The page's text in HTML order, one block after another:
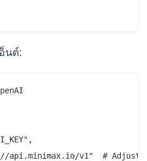
นต์:
api.minimax.io/v1"  # Adjust